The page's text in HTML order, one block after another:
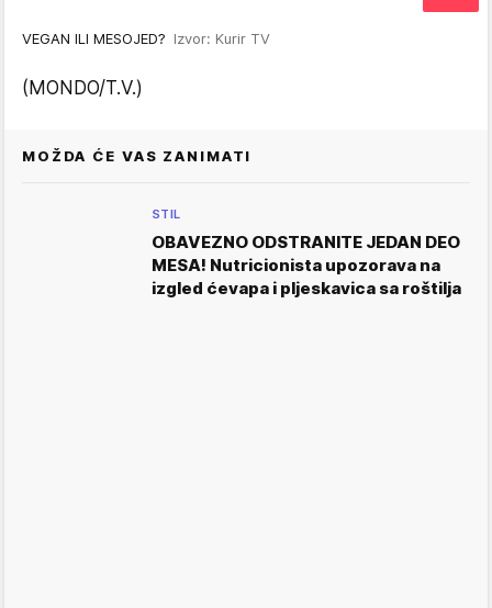
VEGAN ILI MESOJED? Izvor: Kurir TV
(MONDO/T.V.)
MOŽDA ĆE VAS ZANIMATI
STIL
OBAVEZNO ODSTRANITE JEDAN DEO
MESA! Nutricionista upozorava na
izgled ćevapa i pljeskavica sa roštilja